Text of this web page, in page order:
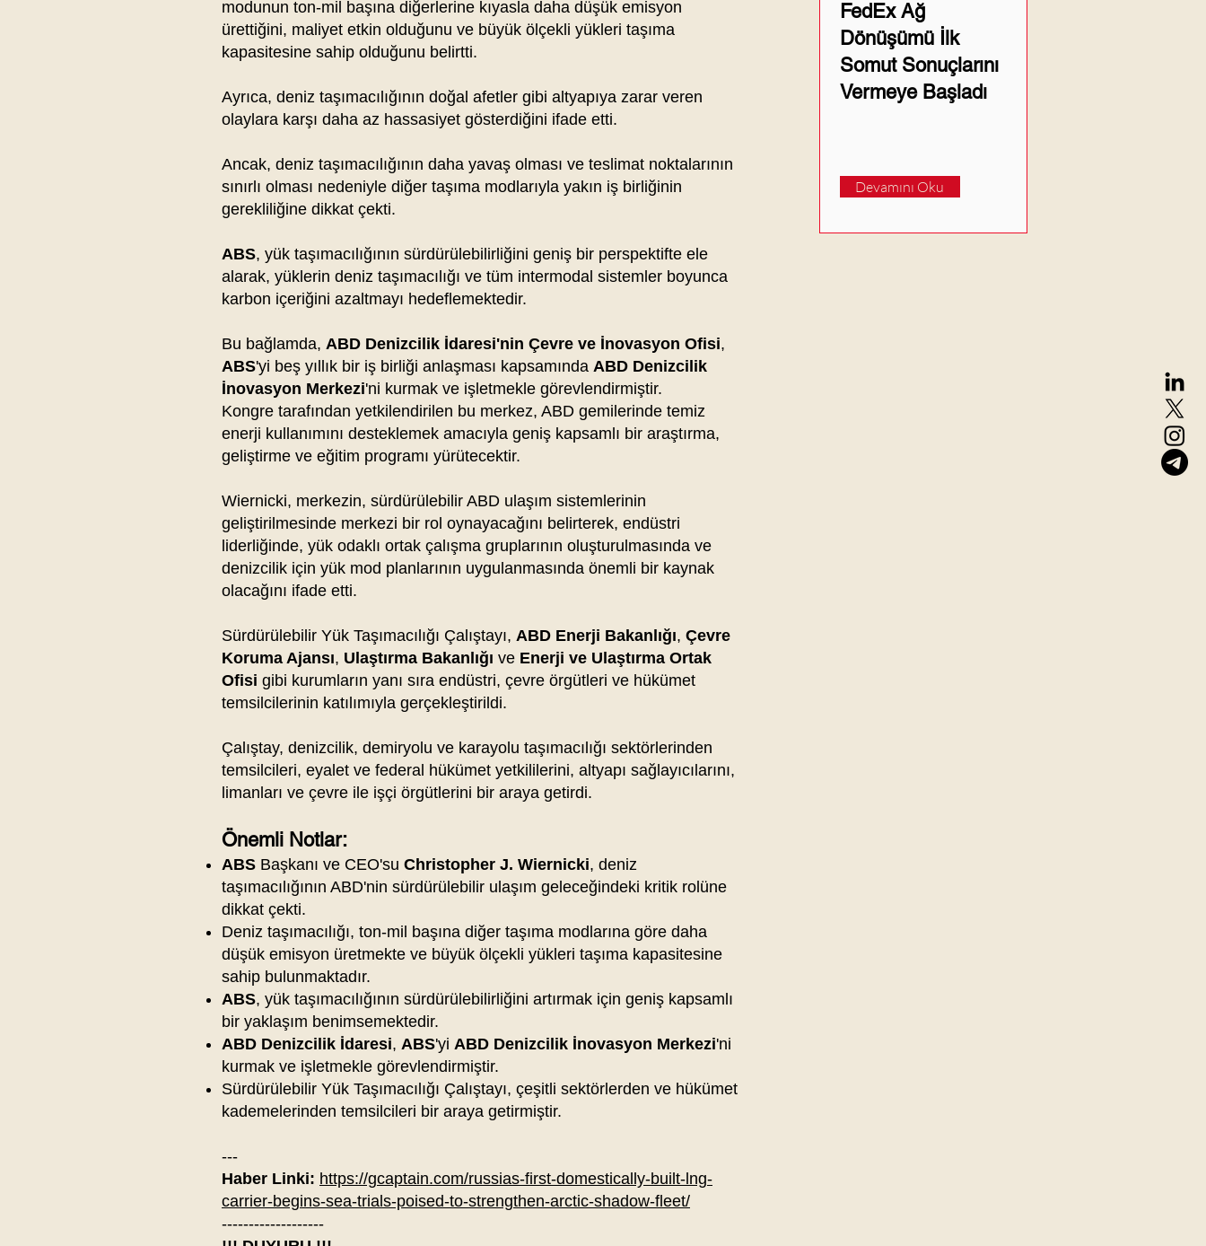
modunun ton-mil başına diğerlerine kıyasla daha düşük emisyon
ürettiğini, maliyet etkin olduğunu ve büyük ölçekli yükleri taşıma
kapasitesine sahip olduğunu belirtti.
Ayrıca, deniz taşımacılığının doğal afetler gibi altyapıya zarar veren
olaylara karşı daha az hassasiyet gösterdiğini ifade etti.
Ancak, deniz taşımacılığının daha yavaş olması ve teslimat noktalarının
sınırlı olması nedeniyle diğer taşıma modlarıyla yakın iş birliğinin
gerekliliğine dikkat çekti.
ABS, yük taşımacılığının sürdürülebilirliğini geniş bir perspektifte ele
alarak, yüklerin deniz taşımacılığı ve tüm intermodal sistemler boyunca
karbon içeriğini azaltmayı hedeflemektedir.
Bu bağlamda, ABD Denizcilik İdaresi'nin Çevre ve İnovasyon Ofisi,
ABS'yi beş yıllık bir iş birliği anlaşması kapsamında ABD Denizcilik
İnovasyon Merkezi'ni kurmak ve işletmekle görevlendirmiştir.
Kongre tarafından yetkilendirilen bu merkez, ABD gemilerinde temiz
enerji kullanımını desteklemek amacıyla geniş kapsamlı bir araştırma,
geliştirme ve eğitim programı yürütecektir.
Wiernicki, merkezin, sürdürülebilir ABD ulaşım sistemlerinin
geliştirilmesinde merkezi bir rol oynayacağını belirterek, endüstri
liderliğinde, yük odaklı ortak çalışma gruplarının oluşturulmasında ve
denizcilik için yük mod planlarının uygulanmasında önemli bir kaynak
olacağını ifade etti.
Sürdürülebilir Yük Taşımacılığı Çalıştayı, ABD Enerji Bakanlığı, Çevre
Koruma Ajansı, Ulaştırma Bakanlığı ve Enerji ve Ulaştırma Ortak
Ofisi gibi kurumların yanı sıra endüstri, çevre örgütleri ve hükümet
temsilcilerinin katılımıyla gerçekleştirildi.
Çalıştay, denizcilik, demiryolu ve karayolu taşımacılığı sektörlerinden
temsilcileri, eyalet ve federal hükümet yetkililerini, altyapı sağlayıcılarını,
limanları ve çevre ile işçi örgütlerini bir araya getirdi.
Önemli Notlar:
ABS Başkanı ve CEO'su Christopher J. Wiernicki, deniz
taşımacılığının ABD'nin sürdürülebilir ulaşım geleceğindeki kritik rolüne
dikkat çekti.
Deniz taşımacılığı, ton-mil başına diğer taşıma modlarına göre daha
düşük emisyon üretmekte ve büyük ölçekli yükleri taşıma kapasitesine
sahip bulunmaktadır.
ABS, yük taşımacılığının sürdürülebilirliğini artırmak için geniş kapsamlı
bir yaklaşım benimsemektedir.
ABD Denizcilik İdaresi, ABS'yi ABD Denizcilik İnovasyon Merkezi'ni
kurmak ve işletmekle görevlendirmiştir.
Sürdürülebilir Yük Taşımacılığı Çalıştayı, çeşitli sektörlerden ve hükümet
kademelerinden temsilcileri bir araya getirmiştir.
---
Haber Linki: https://gcaptain.com/russias-first-domestically-built-lng-
carrier-begins-sea-trials-poised-to-strengthen-arctic-shadow-fleet/
-------------------
FedEx Ağ
Dönüşümü İlk
Somut Sonuçlarını
Vermeye Başladı
Devamını Oku